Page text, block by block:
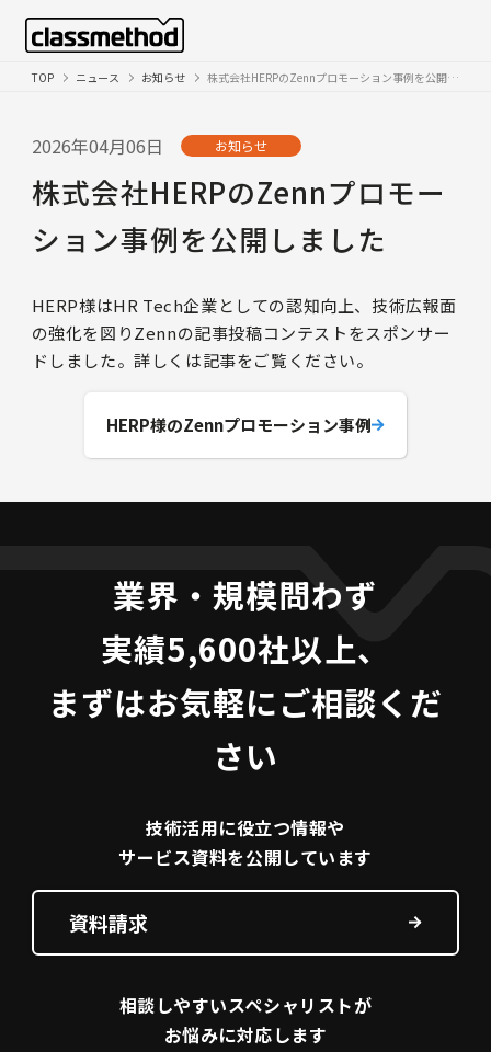
TOP ニュース お知らせ 株式会社HERPのZennプロモーション事例を公開しました
2026年04月06日 お知らせ
株式会社HERPのZennプロモー
ション事例を公開しました
HERP様はHR Tech企業としての認知向上、技術広報面
の強化を図りZennの記事投稿コンテストをスポンサー
ドしました。詳しくは記事をご覧ください。
HERP様のZennプロモーション事例
業界・規模問わず
実績5,600社以上、
まずはお気軽にご相談くだ
さい
技術活用に役立つ情報や
サービス資料を公開しています
資料請求
相談しやすいスペシャリストが
お悩みに対応します